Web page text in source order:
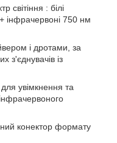
світіння : білі
інфрачервоні 750 нм
і дротами, за
з'єднувачів із
увімкнення та
конектор формату